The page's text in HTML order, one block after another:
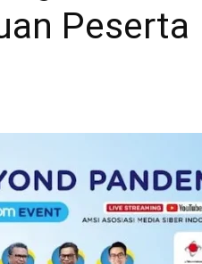
Peserta